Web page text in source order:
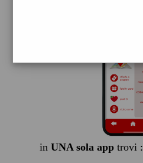
in UNA sola apptrovi :